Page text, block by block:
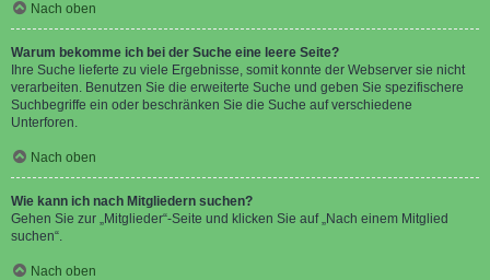
Nach oben
Warum bekomme ich bei der Suche eine leere Seite?
Ihre Suche lieferte zu viele Ergebnisse, somit konnte der Webserver sie nicht
verarbeiten. Benutzen Sie die erweiterte Suche und geben Sie spezifischere
Suchbegriffe ein oder beschränken Sie die Suche auf verschiedene
Unterforen.
Nach oben
Wie kann ich nach Mitgliedern suchen?
Gehen Sie zur „Mitglieder“-Seite und klicken Sie auf „Nach einem Mitglied
suchen“.
Nach oben